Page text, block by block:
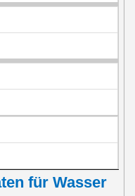
für Wasser